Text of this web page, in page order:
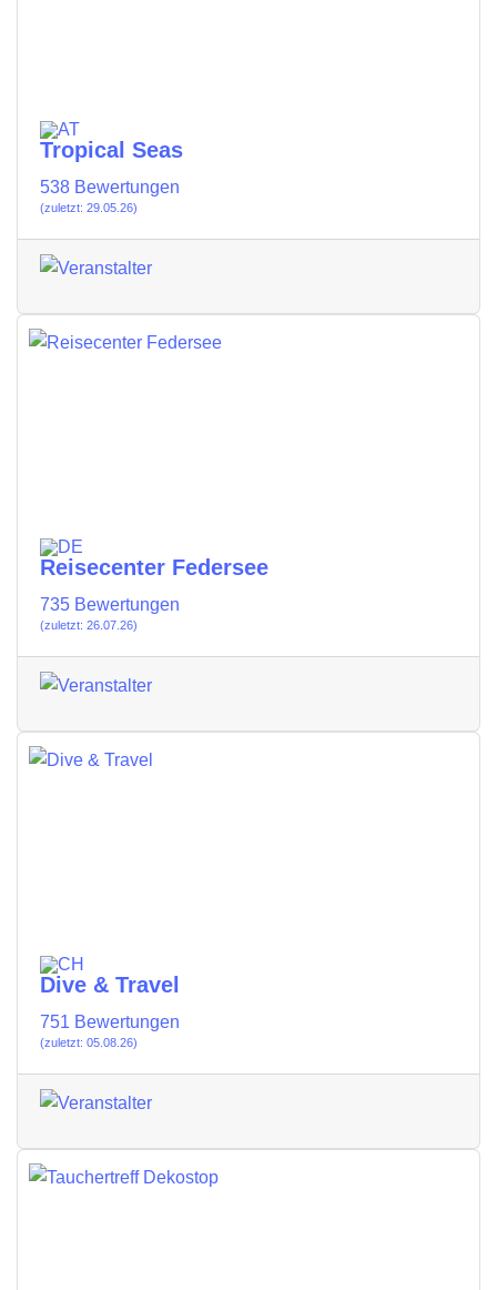
Tropical Seas
538 Bewertungen
(zuletzt: 29.05.26)
Reisecenter Federsee
735 Bewertungen
(zuletzt: 26.07.26)
Dive & Travel
751 Bewertungen
(zuletzt: 05.08.26)